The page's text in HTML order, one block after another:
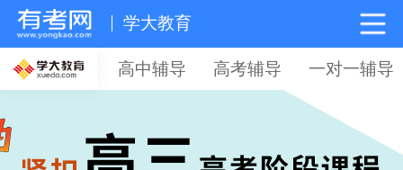
学大教育
高中辅导 高考辅导 一对一辅导